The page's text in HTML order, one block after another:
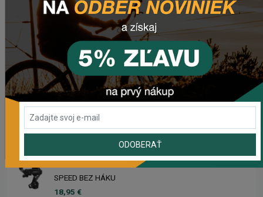
90,50 €
Rebuild kit pedálov CHROMAG SYNTH
40,95 €
Náhradný gumový diel pre košík CRUSSIS YBC-01
2,50 €
Prehadzovačka SHIMANO TOURNEY RD-TY200 GS 6/7
SPEED BEZ HÁKU
18,95 €
ODOBERAŤ